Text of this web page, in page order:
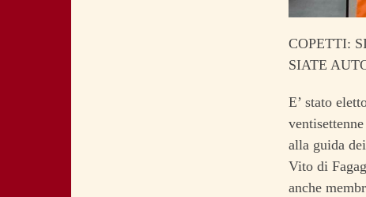
COPETTI:
SIATE
E’ stato
alla guida
Vito di
anche